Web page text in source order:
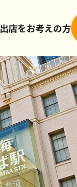
出店をお考えの方